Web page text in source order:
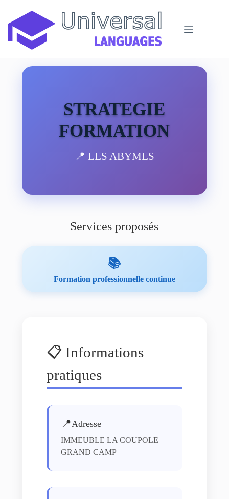
contenu
STRATEGIE
FORMATION
📍 LES ABYMES
Services proposés
📚
Formation professionnelle continue
📋 Informations
pratiques
📍Adresse
IMMEUBLE LA COUPOLE
GRAND CAMP